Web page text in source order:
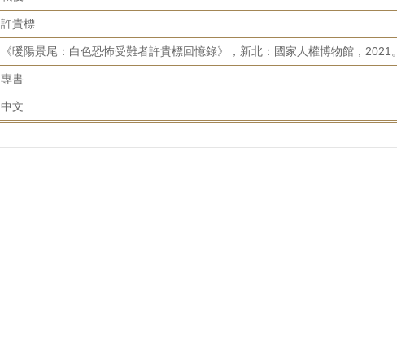
許貴標
《暖陽景尾：白色恐怖受難者許貴標回憶錄》，新北：國家人權博物館，2021。
專書
中文